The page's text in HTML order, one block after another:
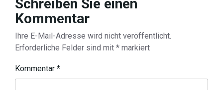
Schreiben Sie einen
Kommentar
Ihre E-Mail-Adresse wird nicht veröffentlicht.
Erforderliche Felder sind mit * markiert
Kommentar *